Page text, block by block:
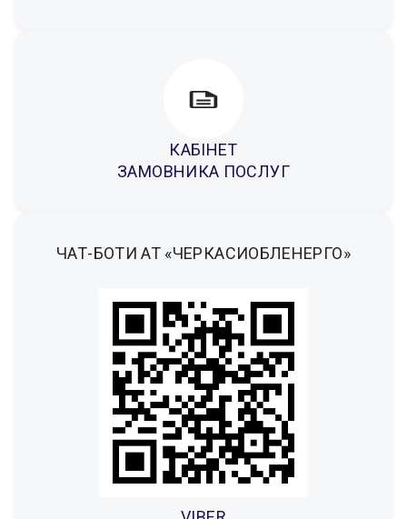
КАБІНЕТ
ЗАМОВНИКА ПОСЛУГ
ЧАТ-БОТИ АТ «ЧЕРКАСИОБЛЕНЕРГО»